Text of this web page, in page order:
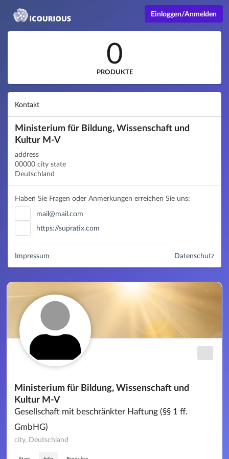
Einloggen/Anmelden
Ministerium für Bildung, Wissenschaft und
Kultur M-V
Gesellschaft mit beschränkter Haftung (§§ 1 ff.
GmbHG)
city, Deutschland
0
PRODUKTE
Kontakt
Ministerium für Bildung, Wissenschaft und
Kultur M-V
address
00000 city state
Deutschland
Haben Sie Fragen oder Anmerkungen erreichen Sie uns:
mail@mail.com
https://supratix.com
Datenschutz
Impressum